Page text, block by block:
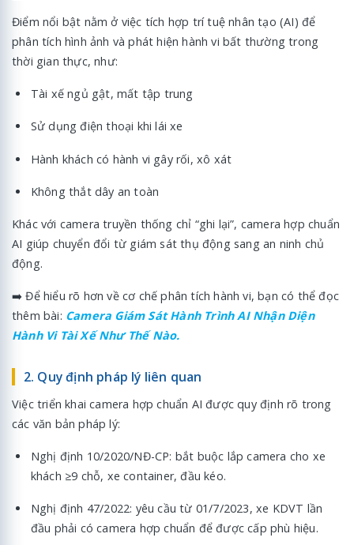
Điểm nổi bật nằm ở việc tích hợp trí tuệ nhân tạo (AI) để
phân tích hình ảnh và phát hiện hành vi bất thường trong
thời gian thực, như:
Tài xế ngủ gật, mất tập trung
Sử dụng điện thoại khi lái xe
Hành khách có hành vi gây rối, xô xát
Không thắt dây an toàn
Khác với camera truyền thống chỉ “ghi lại”, camera hợp chuẩn
AI giúp chuyển đổi từ giám sát thụ động sang an ninh chủ
động.
➡️ Để hiểu rõ hơn về cơ chế phân tích hành vi, bạn có thể đọc
thêm bài: Camera Giám Sát Hành Trình AI Nhận Diện
Hành Vi Tài Xế Như Thế Nào.
2. Quy định pháp lý liên quan
Việc triển khai camera hợp chuẩn AI được quy định rõ trong
các văn bản pháp lý:
Nghị định 10/2020/NĐ-CP: bắt buộc lắp camera cho xe
khách ≥9 chỗ, xe container, đầu kéo.
Nghị định 47/2022: yêu cầu từ 01/7/2023, xe KDVT lần
đầu phải có camera hợp chuẩn để được cấp phù hiệu.